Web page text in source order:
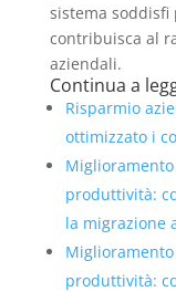
sistema soddisfi
contribuisca al
aziendali.
Continua a
Risparmio
ottimizzato i
produttività:
la migrazione
produttività: